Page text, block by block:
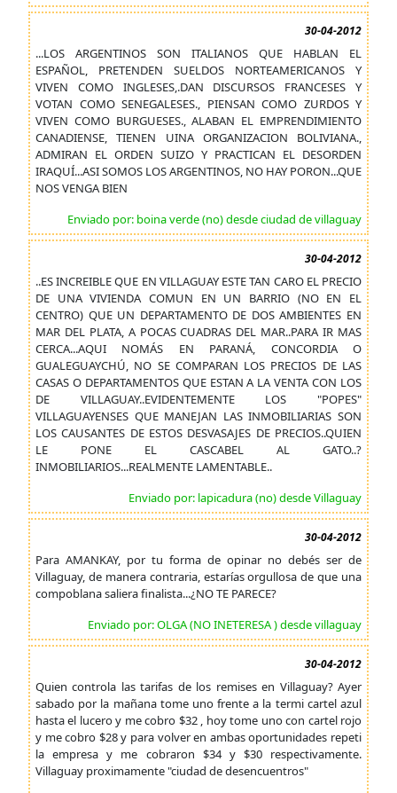
30-04-2012
...LOS ARGENTINOS SON ITALIANOS QUE HABLAN EL
ESPAÑOL, PRETENDEN SUELDOS NORTEAMERICANOS Y
VIVEN COMO INGLESES,.DAN DISCURSOS FRANCESES Y
VOTAN COMO SENEGALESES., PIENSAN COMO ZURDOS Y
VIVEN COMO BURGUESES., ALABAN EL EMPRENDIMIENTO
CANADIENSE, TIENEN UINA ORGANIZACION BOLIVIANA.,
ADMIRAN EL ORDEN SUIZO Y PRACTICAN EL DESORDEN
IRAQUÍ...ASI SOMOS LOS ARGENTINOS, NO HAY PORON...QUE
NOS VENGA BIEN
Enviado por: boina verde (no) desde ciudad de villaguay
30-04-2012
..ES INCREIBLE QUE EN VILLAGUAY ESTE TAN CARO EL PRECIO
DE UNA VIVIENDA COMUN EN UN BARRIO (NO EN EL
CENTRO) QUE UN DEPARTAMENTO DE DOS AMBIENTES EN
MAR DEL PLATA, A POCAS CUADRAS DEL MAR..PARA IR MAS
CERCA...AQUI NOMÁS EN PARANÁ, CONCORDIA O
GUALEGUAYCHÚ, NO SE COMPARAN LOS PRECIOS DE LAS
CASAS O DEPARTAMENTOS QUE ESTAN A LA VENTA CON LOS
DE VILLAGUAY..EVIDENTEMENTE LOS "POPES"
VILLAGUAYENSES QUE MANEJAN LAS INMOBILIARIAS SON
LOS CAUSANTES DE ESTOS DESVASAJES DE PRECIOS..QUIEN
LE PONE EL CASCABEL AL GATO..?
INMOBILIARIOS...REALMENTE LAMENTABLE..
Enviado por: lapicadura (no) desde Villaguay
30-04-2012
Para AMANKAY, por tu forma de opinar no debés ser de
Villaguay, de manera contraria, estarías orgullosa de que una
compoblana saliera finalista...¿NO TE PARECE?
Enviado por: OLGA (NO INETERESA ) desde villaguay
30-04-2012
Quien controla las tarifas de los remises en Villaguay? Ayer
sabado por la mañana tome uno frente a la termi cartel azul
hasta el lucero y me cobro $32 , hoy tome uno con cartel rojo
y me cobro $28 y para volver en ambas oportunidades repeti
la empresa y me cobraron $34 y $30 respectivamente.
Villaguay proximamente "ciudad de desencuentros"